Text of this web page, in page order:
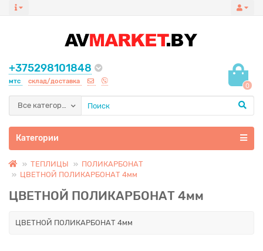
+375298101848
мтс склад/доставка
0
Все категории
Категории
ТЕПЛИЦЫ
ПОЛИКАРБОНАТ
ЦВЕТНОЙ ПОЛИКАРБОНАТ 4мм
ЦВЕТНОЙ ПОЛИКАРБОНАТ 4мм
ЦВЕТНОЙ ПОЛИКАРБОНАТ 4мм